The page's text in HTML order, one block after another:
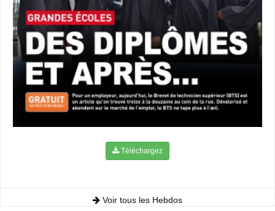
Téléchargez
Voir tous les Hebdos